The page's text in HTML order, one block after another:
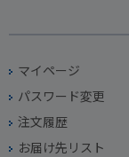
マイページ
パスワード変更
注文履歴
お届け先リスト